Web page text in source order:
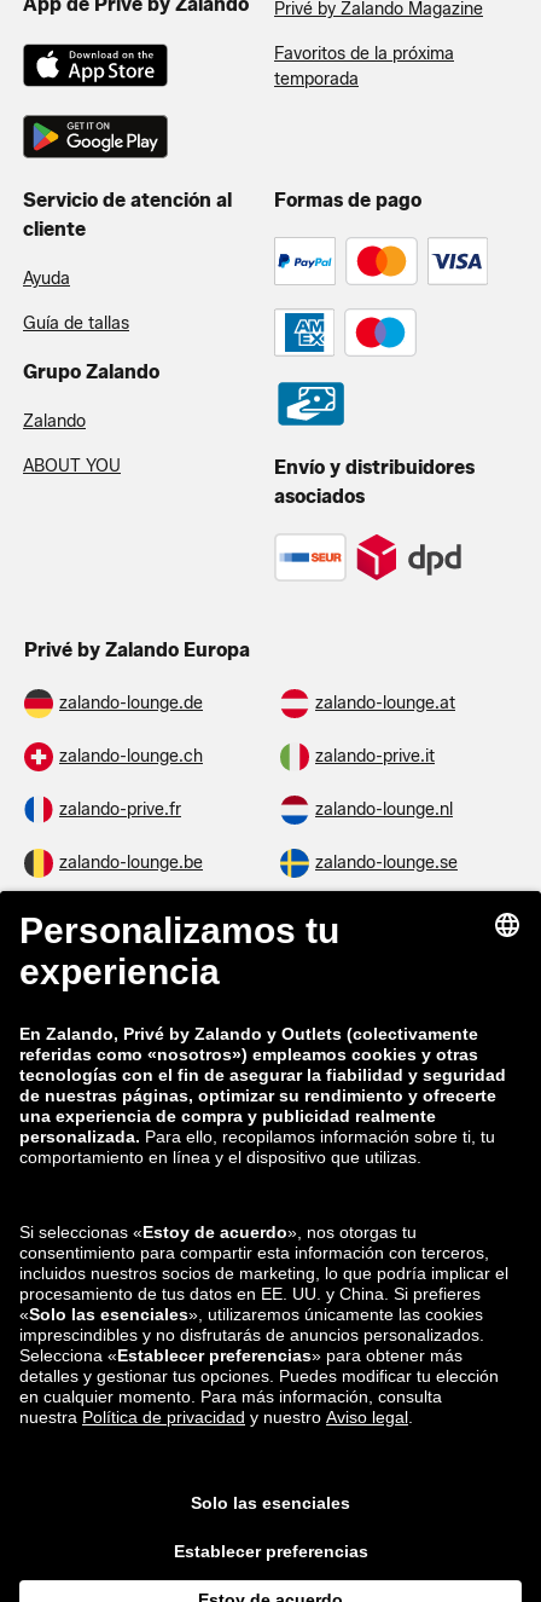
Privé by Zalando Magazine
Favoritos de la próxima
temporada
Servicio de atención al
cliente
Ayuda
Guía de tallas
Grupo Zalando
Zalando
ABOUT YOU
Formas de pago
Envío y distribuidores
asociados
Privé by Zalando Europa
zalando-lounge.de zalando-lounge.at
zalando-lounge.ch zalando-prive.it
zalando-prive.fr zalando-lounge.nl
zalando-lounge.be zalando-lounge.se
zalando-lounge.fi
zalando-lounge.co.uk
zalando-prive.es
zalando-lounge.lt zalando-lounge.sk
zalando-lounge.ro zalando-lounge.hr
zalando-lounge.lu zalando-lounge.ee
zalando-lounge.lv zalando-lounge.no
También nos
encuentras en
*En comparación con el precio de venta recomendado